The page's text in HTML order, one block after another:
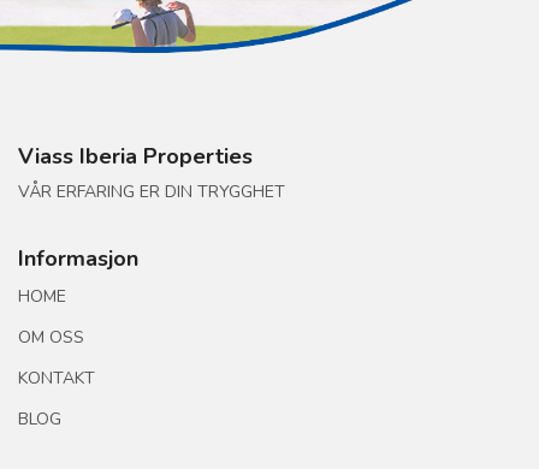
Viass Iberia Properties
VÅR ERFARING ER DIN TRYGGHET
Informasjon
HOME
OM OSS
KONTAKT
BLOG